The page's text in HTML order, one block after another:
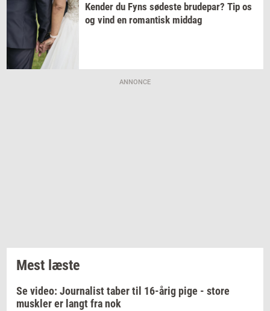
Ken­der du Fyns sø­de­ste bru­de­par? Tip os
og vind en ro­man­tisk mid­dag
ANNONCE
Mest læste
Se video: Journalist taber til 16-årig pige - store
muskler er langt fra nok